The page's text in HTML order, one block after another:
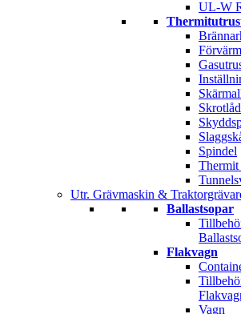
UL-W
Spindel
Utr. Grävmaskin &
Ballastsopar
Flakvagn
Vagn